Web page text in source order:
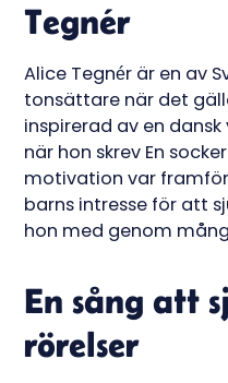
Tegnér
Alice Tegnér är en av
tonsättare när det
inspirerad av en
när hon skrev En
motivation var
barns intresse för att
hon med genom
En sång att
rörelser